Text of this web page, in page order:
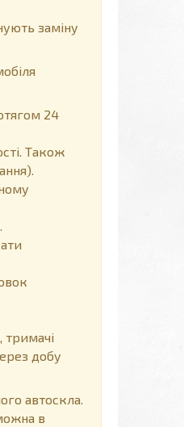
заміну
24
Також
тримачі
добу
автоскла.
в